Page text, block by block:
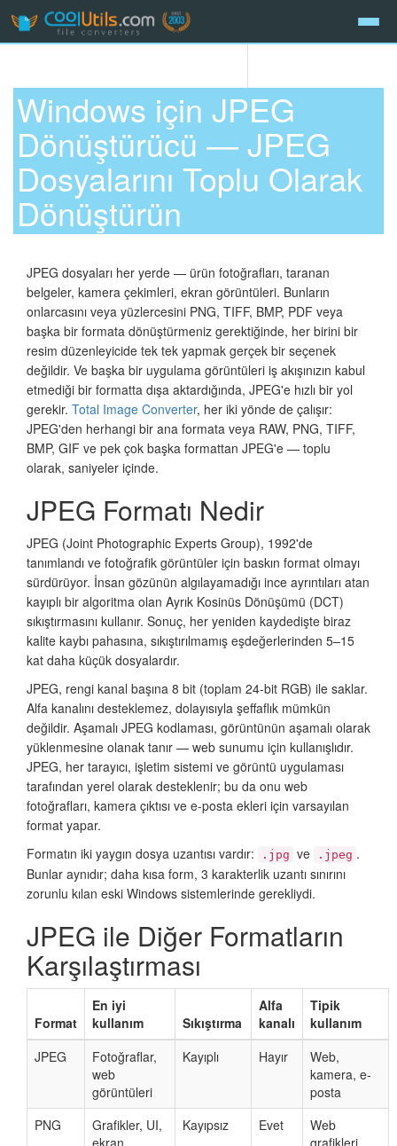
Windows için JPEG
Dönüştürücü — JPEG
Dosyalarını Toplu Olarak
Dönüştürün
JPEG dosyaları her yerde — ürün fotoğrafları, taranan
belgeler, kamera çekimleri, ekran görüntüleri. Bunların
onlarcasını veya yüzlercesini PNG, TIFF, BMP, PDF veya
başka bir formata dönüştürmeniz gerektiğinde, her birini bir
resim düzenleyicide tek tek yapmak gerçek bir seçenek
değildir. Ve başka bir uygulama görüntüleri iş akışınızın kabul
etmediği bir formatta dışa aktardığında, JPEG'e hızlı bir yol
gerekir. Total Image Converter, her iki yönde de çalışır:
JPEG'den herhangi bir ana formata veya RAW, PNG, TIFF,
BMP, GIF ve pek çok başka formattan JPEG'e — toplu
olarak, saniyeler içinde.
JPEG Formatı Nedir
JPEG (Joint Photographic Experts Group), 1992'de
tanımlandı ve fotoğrafik görüntüler için baskın format olmayı
sürdürüyor. İnsan gözünün algılayamadığı ince ayrıntıları atan
kayıplı bir algoritma olan Ayrık Kosinüs Dönüşümü (DCT)
sıkıştırmasını kullanır. Sonuç, her yeniden kaydedişte biraz
kalite kaybı pahasına, sıkıştırılmamış eşdeğerlerinden 5–15
kat daha küçük dosyalardır.
JPEG, rengi kanal başına 8 bit (toplam 24-bit RGB) ile saklar.
Alfa kanalını desteklemez, dolayısıyla şeffaflık mümkün
değildir. Aşamalı JPEG kodlaması, görüntünün aşamalı olarak
yüklenmesine olanak tanır — web sunumu için kullanışlıdır.
JPEG, her tarayıcı, işletim sistemi ve görüntü uygulaması
tarafından yerel olarak desteklenir; bu da onu web
fotoğrafları, kamera çıktısı ve e-posta ekleri için varsayılan
format yapar.
Formatın iki yaygın dosya uzantısı vardır:
.jpg ve .jpeg .
Bunlar aynıdır; daha kısa form, 3 karakterlik uzantı sınırını
zorunlu kılan eski Windows sistemlerinde gerekliydi.
JPEG ile Diğer Formatların
Karşılaştırması
Format
En iyi
kullanım
Sıkıştırma
Alfa
kanalı
Tipik
kullanım
JPEG
Fotoğraflar,
web
görüntüleri
Kayıplı Hayır
Web,
kamera, e-
posta
PNG
Grafikler, UI,
ekran
Kayıpsız Evet
Web
grafikleri,